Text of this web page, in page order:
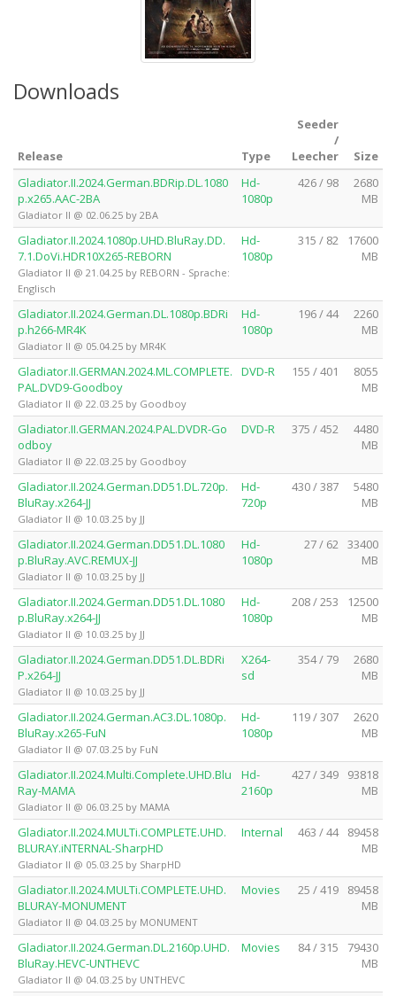
Downloads
Release Type
Seeder
/
Leecher
Size
Gladiator.II.2024.German.BDRip.DL.1080
p.x265.AAC-2BA
Gladiator II @ 02.06.25 by 2BA
Hd-
1080p
426 / 98
2680
MB
Gladiator.II.2024.1080p.UHD.BluRay.DD.
7.1.DoVi.HDR10X265-REBORN
Gladiator II @ 21.04.25 by REBORN - Sprache:
Englisch
Hd-
1080p
315 / 82
17600
MB
Gladiator.II.2024.German.DL.1080p.BDRi
p.h266-MR4K
Gladiator II @ 05.04.25 by MR4K
Hd-
1080p
196 / 44
2260
MB
Gladiator.II.GERMAN.2024.ML.COMPLETE.
PAL.DVD9-Goodboy
Gladiator II @ 22.03.25 by Goodboy
DVD-R 155 / 401
8055
MB
Gladiator.II.GERMAN.2024.PAL.DVDR-Go
odboy
Gladiator II @ 22.03.25 by Goodboy
DVD-R 375 / 452
4480
MB
Gladiator.II.2024.German.DD51.DL.720p.
BluRay.x264-JJ
Gladiator II @ 10.03.25 by JJ
Hd-
720p
430 / 387
5480
MB
Gladiator.II.2024.German.DD51.DL.1080
p.BluRay.AVC.REMUX-JJ
Gladiator II @ 10.03.25 by JJ
Hd-
1080p
27 / 62 33400
MB
Gladiator.II.2024.German.DD51.DL.1080
p.BluRay.x264-JJ
Gladiator II @ 10.03.25 by JJ
Hd-
1080p
208 / 253
12500
MB
Gladiator.II.2024.German.DD51.DL.BDRi
P.x264-JJ
Gladiator II @ 10.03.25 by JJ
X264-
sd
354 / 79
2680
MB
Gladiator.II.2024.German.AC3.DL.1080p.
BluRay.x265-FuN
Gladiator II @ 07.03.25 by FuN
Hd-
1080p
119 / 307
2620
MB
Gladiator.II.2024.Multi.Complete.UHD.Blu
Ray-MAMA
Gladiator II @ 06.03.25 by MAMA
Hd-
2160p
427 / 349
93818
MB
Gladiator.II.2024.MULTi.COMPLETE.UHD.
BLURAY.iNTERNAL-SharpHD
Gladiator II @ 05.03.25 by SharpHD
Internal 463 / 44
89458
MB
Gladiator.II.2024.MULTi.COMPLETE.UHD.
BLURAY-MONUMENT
Gladiator II @ 04.03.25 by MONUMENT
Movies 25 / 419
89458
MB
Gladiator.II.2024.German.DL.2160p.UHD.
BluRay.HEVC-UNTHEVC
Gladiator II @ 04.03.25 by UNTHEVC
Movies 84 / 315
79430
MB